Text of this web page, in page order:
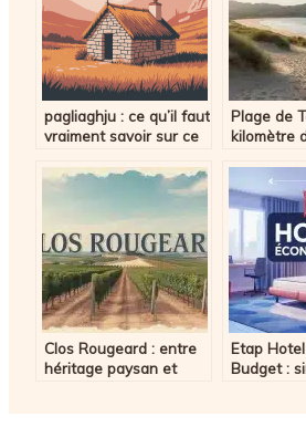
pagliaghju : ce qu’il faut
vraiment savoir sur ce
Plage de
kilomètre
Taravo et la
Clos Rougeard : entre
héritage paysan et
Etap
Budget :